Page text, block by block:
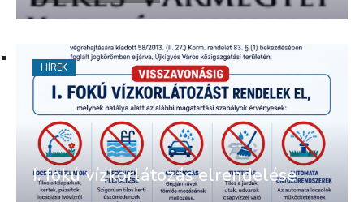
I. fokú vízkorlátozás elrendelése
HÍREK